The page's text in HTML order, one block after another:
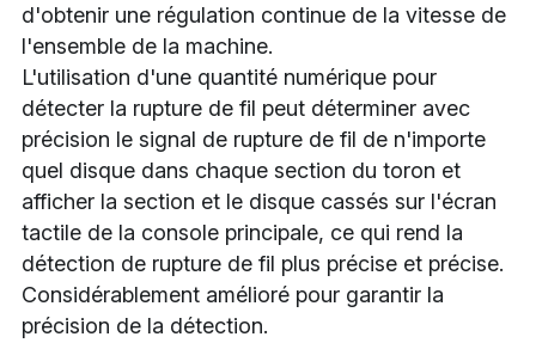
d'obtenir une régulation continue de la vitesse de
l'ensemble de la machine.
L'utilisation d'une quantité numérique pour
détecter la rupture de fil peut déterminer avec
précision le signal de rupture de fil de n'importe
quel disque dans chaque section du toron et
afficher la section et le disque cassés sur l'écran
tactile de la console principale, ce qui rend la
détection de rupture de fil plus précise et précise.
Considérablement amélioré pour garantir la
précision de la détection.